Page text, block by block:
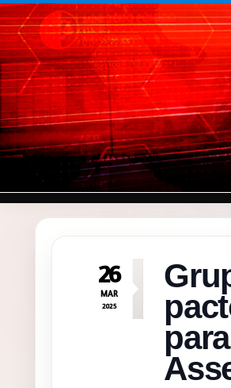
Pular para o conteúdo
26
MAR
2025